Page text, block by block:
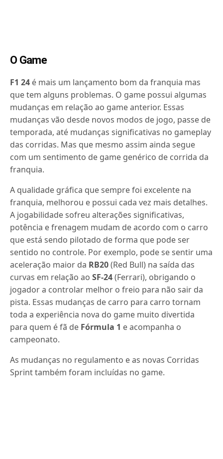
O Game
F1 24 é mais um lançamento bom da franquia mas
que tem alguns problemas. O game possui algumas
mudanças em relação ao game anterior. Essas
mudanças vão desde novos modos de jogo, passe de
temporada, até mudanças significativas no gameplay
das corridas. Mas que mesmo assim ainda segue
com um sentimento de game genérico de corrida da
franquia.
A qualidade gráfica que sempre foi excelente na
franquia, melhorou e possui cada vez mais detalhes.
A jogabilidade sofreu alterações significativas,
potência e frenagem mudam de acordo com o carro
que está sendo pilotado de forma que pode ser
sentido no controle. Por exemplo, pode se sentir uma
aceleração maior da RB20(Red Bull) na saída das
curvas em relação aoSF-24(Ferrari), obrigando o
jogador a controlar melhor o freio para não sair da
pista. Essas mudanças de carro para carro tornam
toda a experiência nova do game muito divertida
para quem é fã de Fórmula 1 e acompanha o
campeonato.
As mudanças no regulamento e as novas Corridas
Sprint também foram incluídas no game.